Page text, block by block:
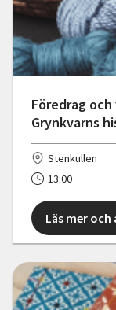
Föredrag
Grynkvarns
Stenkullen
13:00
Läs mer och